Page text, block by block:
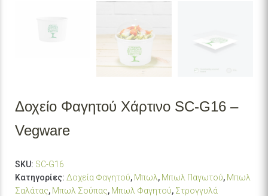
Δοχείο Φαγητού Χάρτινο SC-G16 –
Vegware
SKU: SC-G16
Κατηγορίες: Δοχεία Φαγητού, Μπωλ, Μπωλ Παγωτού, Μπωλ
Σαλάτας, Μπωλ Σούπας, Μπωλ Φαγητού, Στρογγυλά